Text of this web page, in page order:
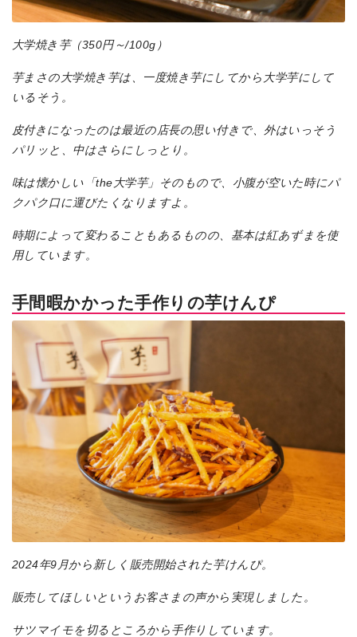
大学焼き芋（350円～/100g）
芋まさの大学焼き芋は、一度焼き芋にしてから大学芋にして
いるそう。
皮付きになったのは最近の店長の思い付きで、外はいっそう
パリッと、中はさらにしっとり。
味は懐かしい「the大学芋」そのもので、小腹が空いた時にパ
クパク口に運びたくなりますよ。
時期によって変わることもあるものの、基本は紅あずまを使
用しています。
手間暇かかった手作りの芋けんぴ
2024年9月から新しく販売開始された芋けんぴ。
販売してほしいというお客さまの声から実現しました。
サツマイモを切るところから手作りしています。